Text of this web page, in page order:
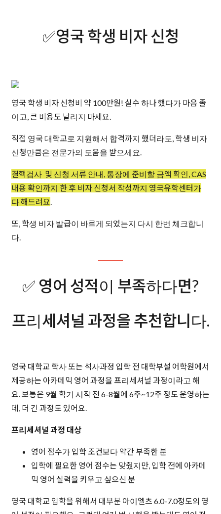
✅영국 학생 비자 신청
영국 학생 비자 신청비 약 100만원! 실수 하나 했다가 마음 졸
이고, 큰 비용도 날리지 마세요.
직접 영국 대학교로 지원해서 합격까지 했더라도, 학생 비자
신청만큼은 전문가의 도움을 받으세요.
결핵검사 및 신청 서류 안내, 통장에 준비할 금액 확인, CAS
내용 확인까지 한 후 비자 신청서 작성까지 영국유학센터가
다 해드려요.
또, 학생 비자 발급이 바르게 되었는지 다시 한번 체크합니
다.
✅ 영어 성적이 부족하다면?
프리세셔널 과정을 추천합니다.
영국 대학교 학사 또는 석사과정 입학 전 대학부설 어학원에서
제공하는 아카데믹 영어 과정을 프리세셔널 과정이라고 해
요. 보통은 9월 학기 시작 전 6-8월에 6주~12주 정도 운영하는
데, 더 긴 과정도 있어요.
프리세셔널 과정 대상
영어 점수가 입학 조건보다 약간 부족한 분
입학에 필요한 영어 점수는 맞췄지만, 입학 전에 아카데
믹 영어 실력을 키우고 싶으신 분
영국 대학교 입학을 위해서 대부분 아이엘츠 6.0-7.0정도의 영